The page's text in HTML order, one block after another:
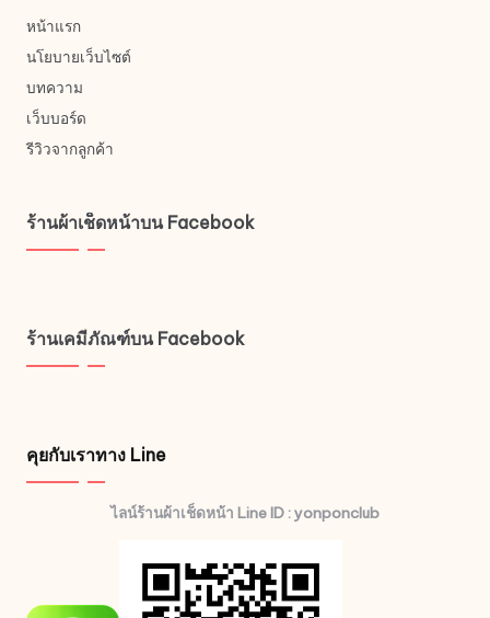
หน้าแรก
นโยบายเว็บไซต์
บทความ
เว็บบอร์ด
รีวิวจากลูกค้า
ร้านผ้าเช็ดหน้าบน Facebook
ร้านเคมีภัณฑ์บน Facebook
คุยกับเราทาง Line
ไลน์ร้านผ้าเช็ดหน้า Line ID : yonponclub